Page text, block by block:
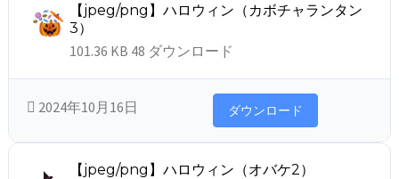
【jpeg/png】ハロウィン（カボチャランタン
3）
101.36 KB 48 ダウンロード
2024年10月16日 ダウンロード
【jpeg/png】ハロウィン（オバケ2）